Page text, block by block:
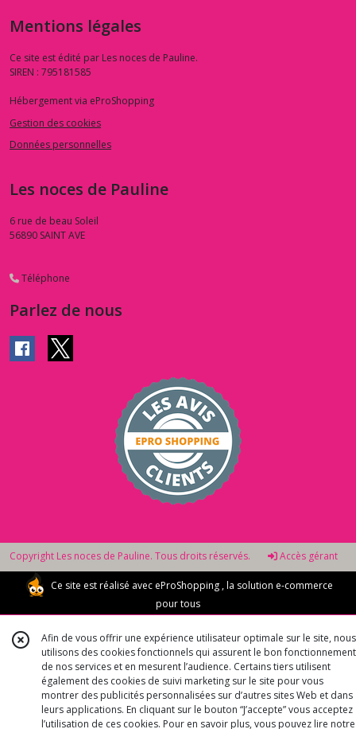
Mentions légales
Ce site est édité par Les noces de Pauline.
SIREN : 795181585
Hébergement via eProShopping
Gestion des cookies
Données personnelles
Les noces de Pauline
6 rue de beau Soleil
56890 SAINT AVE
Téléphone
Parlez de nous
Copyright Les noces de Pauline. Tous droits réservés. Accès gérant
Ce site est réalisé avec eProShopping , la solution e-commerce
pour tous
Afin de vous offrir une expérience utilisateur optimale sur le site, nous
utilisons des cookies fonctionnels qui assurent le bon fonctionnement
de nos services et en mesurent l’audience. Certains tiers utilisent
également des cookies de suivi marketing sur le site pour vous
montrer des publicités personnalisées sur d’autres sites Web et dans
leurs applications. En cliquant sur le bouton “J’accepte” vous acceptez
l’utilisation de ces cookies. Pour en savoir plus, vous pouvez lire notre